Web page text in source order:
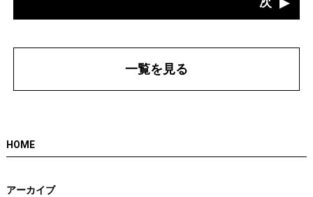
一覧を見る
HOME
アーカイブ